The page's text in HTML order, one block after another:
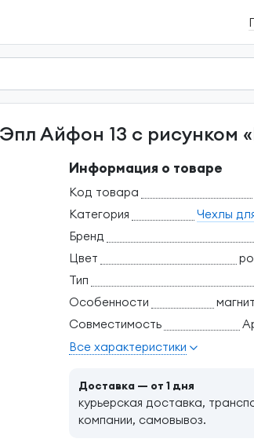
Айфон 13 с рисунком
Информация о товаре
Код товара
Категория
Бренд
Цвет
Тип
Особенности
Совместимость
Все характеристики
Доставка — от 1 дня
курьерская доставка,
компании, самовывоз.